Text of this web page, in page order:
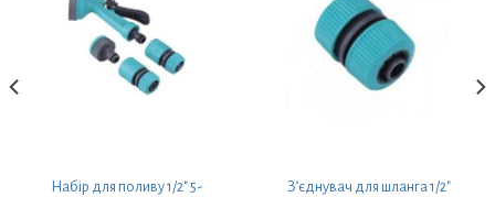
Набір для поливу 1/2″ 5- З’єднувач для шланга 1/2″